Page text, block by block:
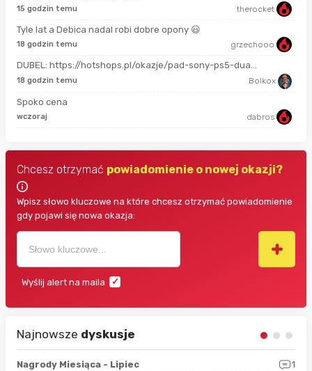
15 godzin temu therocket
Tyle lat a Debica nadal robi dobre opony 😃
18 godzin temu grzechooo
DUBEL: https://hotshops.pl/okazje/pad-sony-ps5-dua...
18 godzin temu Bolkox
Spoko cena
wczoraj dabros
Chcesz otrzymać powiadomienie o nowej okazji?
Wpisz słowo kluczowe na które chcesz otrzymać powiadomienie
gdy pojawi się nowa okazja:
Wyślij alert na maila
Najnowsze dyskusje
Nagrody Miesiąca - Lipiec
1